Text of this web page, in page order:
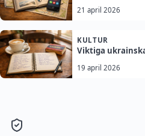
21 april 2026
KULTUR
Viktiga
19 april 2026